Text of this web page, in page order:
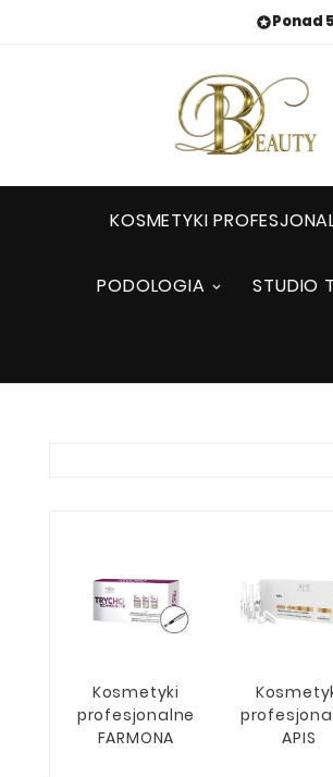
Ponad
KOSMETYKI
PODOLOGIA STUDIO
Kosmetyki
profesjonalne
FARMONA
APIS